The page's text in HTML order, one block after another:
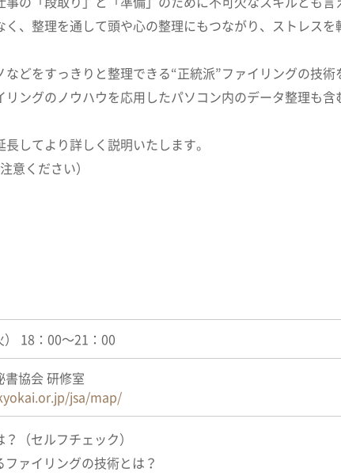
、整理を通して頭や心の整理にもつながり、ストレス
どをすっきりと整理できる“正統派”ファイリングの技
ングのノウハウを応用したパソコン内のデータ整理も
してより詳しく説明いたします。
意ください）
18：00～21：00
協会 研修室
jsa/map/
（セルフチェック）
ファイリングの技術とは？